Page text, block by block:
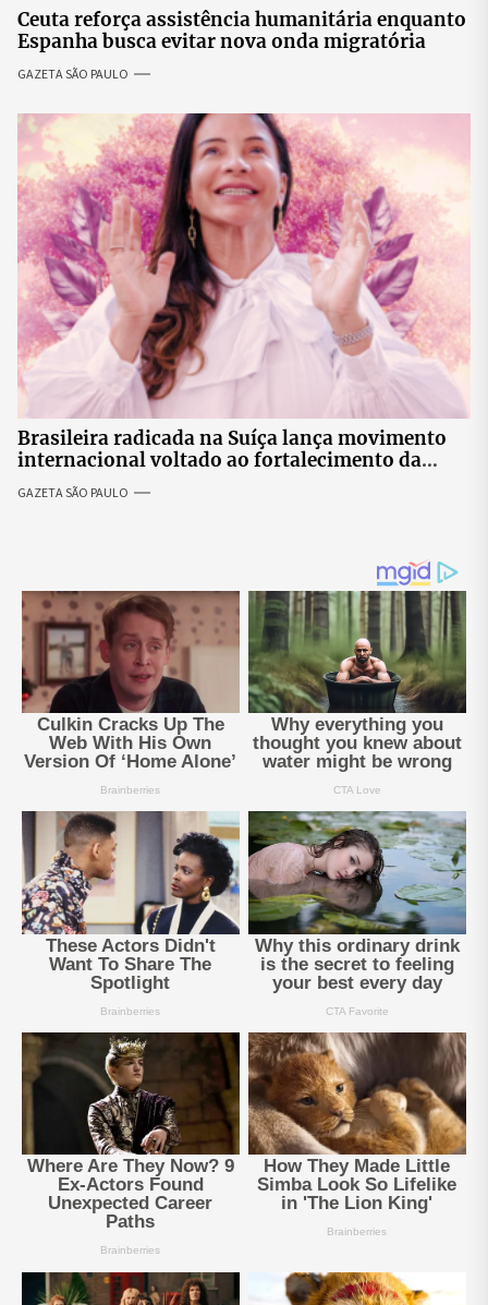
Ceuta reforça assistência humanitária enquanto
Espanha busca evitar nova onda migratória
GAZETA SÃO PAULO
Brasileira radicada na Suíça lança movimento
internacional voltado ao fortalecimento da
identidade feminina
GAZETA SÃO PAULO